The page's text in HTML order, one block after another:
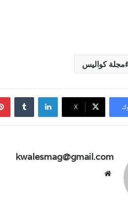
مجلة كواليس
‫X
لينكدإن
kwalesmag@gmail.com